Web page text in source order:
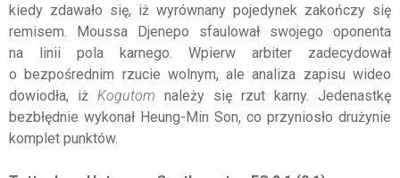
kiedy zdawało się, iż wyrównany pojedynek zakończy się
remisem. Moussa Djenepo sfaulował swojego oponenta
na linii pola karnego. Wpierw arbiter zadecydował
o bezpośrednim rzucie wolnym, ale analiza zapisu wideo
dowiodła, iż Kogutom należy się rzut karny. Jedenastkę
bezbłędnie wykonał Heung-Min Son, co przyniosło drużynie
komplet punktów.